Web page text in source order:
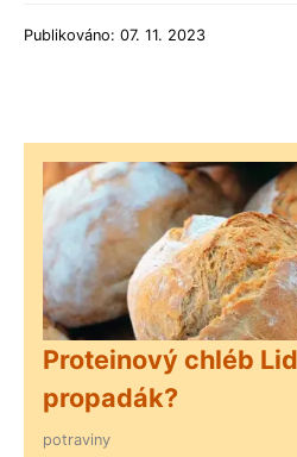
Publikováno: 07. 11. 2023
Proteinový chléb
propadák?
potraviny